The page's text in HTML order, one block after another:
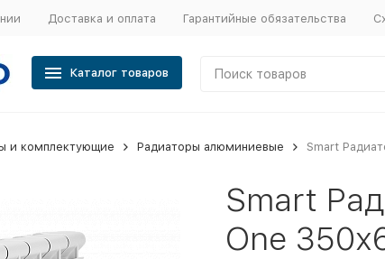
Доставка и оплата Гарантийные обязательства
Каталог товаров
и комплектующие Радиаторы алюминиевые Smart
Smart
One